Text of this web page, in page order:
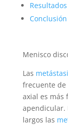
Resultados
Conclusión
Menisco
Las
frecuente de
axial es más
apendicular.
largos las